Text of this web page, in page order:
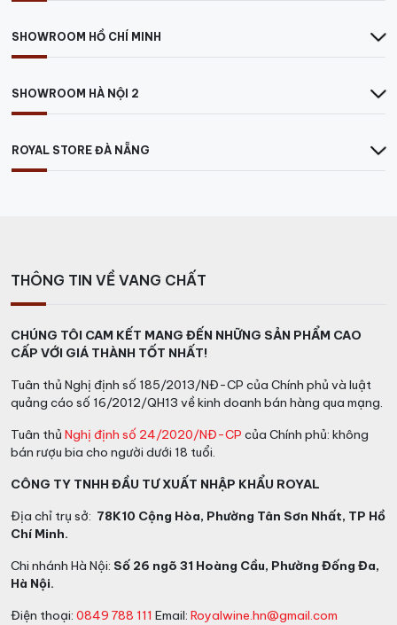
Quý khách có thể đến trực tiếp Công ty hoặc liên
hệ theo số hotline sau:
Tại TP.HCM:78/k10 Cộng Hòa, P.4, Quận Tân Bình
Hotline:0931305789
Tại Hà Nội:65 Nguyễn Xuân Khoát, Ngoại Giao
ĐoànHotline:0849.788.111
SHOWROOM HỒ CHÍ MINH
SHOWROOM HÀ NỘI 2
ROYAL STORE ĐÀ NẴNG
THÔNG TIN VỀ VANG CHẤT
CHÚNG TÔI CAM KẾT MANG ĐẾN NHỮNG SẢN PHẨM CAO
CẤP VỚI GIÁ THÀNH TỐT NHẤT!
Tuân thủ Nghị định số 185/2013/NĐ-CP của Chính phủ và luật
quảng cáo số 16/2012/QH13 về kinh doanh bán hàng qua mạng.
Tuân thủ Nghị định số 24/2020/NĐ-CP của Chính phủ: không
bán rượu bia cho người dưới 18 tuổi.
CÔNG TY TNHH ĐẦU TƯ XUẤT NHẬP KHẨU ROYAL
Địa chỉ trụ sở: 78K10 Cộng Hòa, Phường Tân Sơn Nhất, TP Hồ
Chí Minh.
Chi nhánh Hà Nội: Số 26 ngõ 31 Hoàng Cầu, Phường Đống Đa,
Hà Nội.
Điện thoại: 0849 788 111 Email: Royalwine.hn@gmail.com